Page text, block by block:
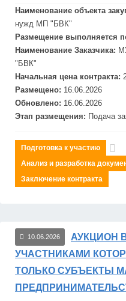
Наименование объекта
нужд МП " БВК"
Размещение выполняется
Наименование Заказчика:
" БВК"
Начальная цена контракта:
Размещено: 16.06.2026
Обновлено: 16.06.2026
Этап размещения: Подача
Подготовка к участию
Анализ и разработка
Заключение контракта
10.06.2026
АУКЦИОН
УЧАСТНИКАМИ
ТОЛЬКО СУБЪЕКТЫ